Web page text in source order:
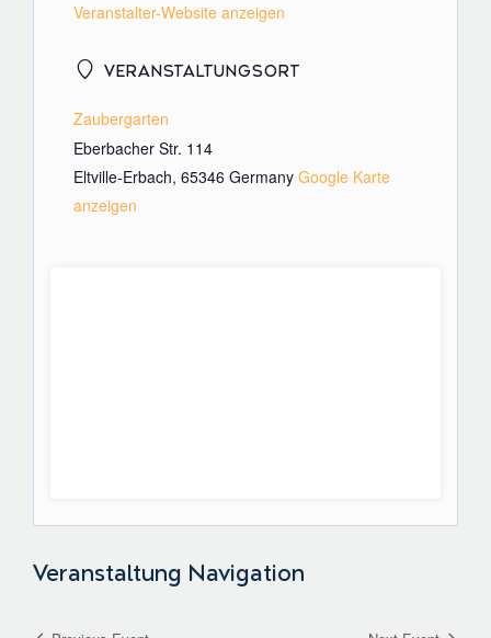
VERANSTALTUNGSORT
Zaubergarten
Eberbacher Str. 114
Eltville-Erbach, 65346 Germany Google Karte
anzeigen
Veranstalter-Website anzeigen
Veranstaltung Navigation